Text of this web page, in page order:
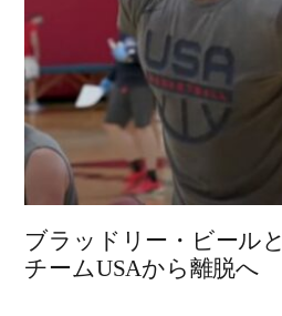
ブラッドリー・ビール
チームUSAから離脱へ